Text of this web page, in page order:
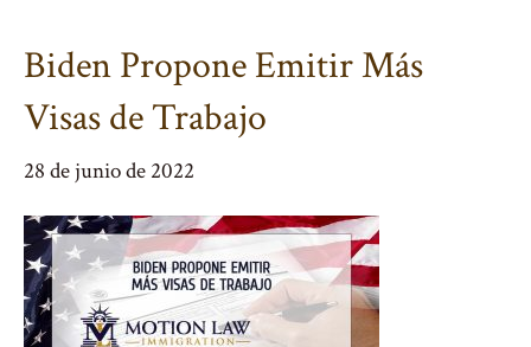
Biden Propone Emitir Más
Visas de Trabajo
28 de junio de 2022